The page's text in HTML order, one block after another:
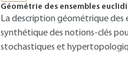
Géométrie des ensembles
La description géométrique des
synthétique des notions-clés
stochastiques et